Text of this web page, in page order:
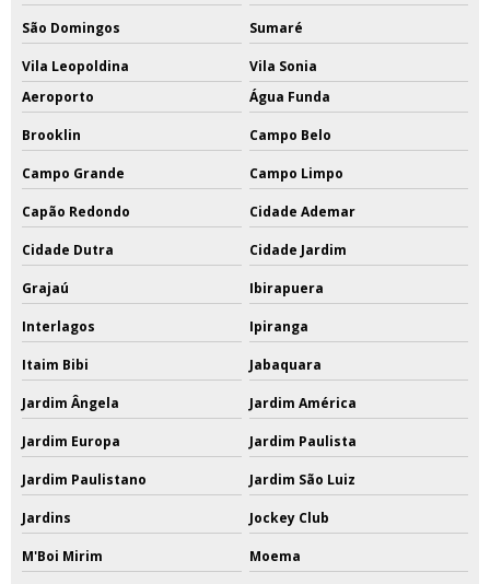
São Domingos Sumaré
Vila Leopoldina
Vila Sonia
Aeroporto
Água Funda
Brooklin Campo Belo
Campo Grande Campo Limpo
Capão Redondo Cidade Ademar
Cidade Dutra Cidade Jardim
Grajaú Ibirapuera
Interlagos Ipiranga
Itaim Bibi Jabaquara
Jardim Ângela Jardim América
Jardim Europa Jardim Paulista
Jardim Paulistano Jardim São Luiz
Jardins Jockey Club
M'Boi Mirim Moema